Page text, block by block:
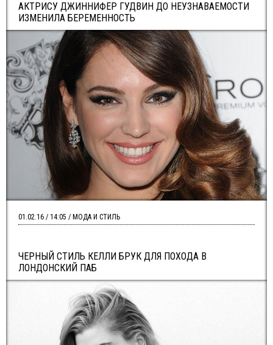
АКТРИСУ ДЖИННИФЕР ГУДВИН ДО НЕУЗНАВАЕМОСТИ
ИЗМЕНИЛА БЕРЕМЕННОСТЬ
ЧЕРНЫЙ СТИЛЬ КЕЛЛИ БРУК ДЛЯ ПОХОДА В
ЛОНДОНСКИЙ ПАБ
01.02.16 / 14:05 / МОДА И СТИЛЬ